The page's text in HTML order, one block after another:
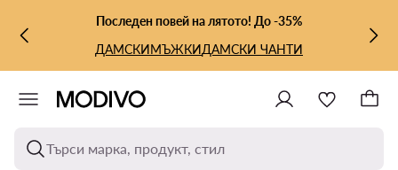
КЪМ ОСНОВНОТО СЪДЪРЖАНИЕ
КЪМ ТЪРСЕНЕПоследен повей на лятото! До -35%
ДАМСКИМЪЖКИДАМСКИ ЧАНТИ
Търси марка, продукт, стил